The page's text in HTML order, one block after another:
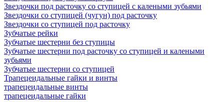
Звездочки под расточку со ступицей с калеными зубьями
Звездочки со ступицей (чугун) под расточку
Звездочки со ступицей под расточку
Зубчатые рейки
Зубчатые шестерни без ступицы
Зубчатые шестерни под расточку со ступицей и калеными
зубьями
Зубчатые шестерни со ступицей
Трапецеидальные гайки и винты
трапецеидальные винты
трапецеидальные гайки